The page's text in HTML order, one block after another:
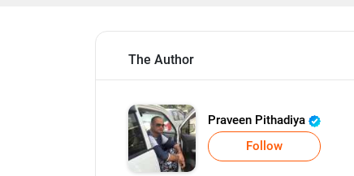
The Author
Praveen Pithadiya
Follow